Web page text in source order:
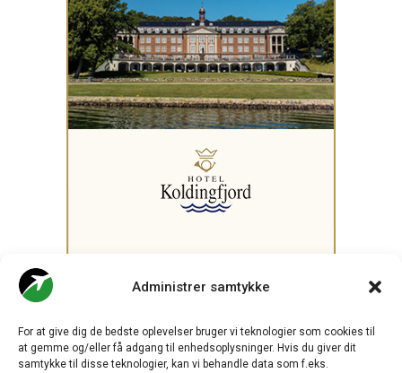
Administrer samtykke
For at give dig de bedste oplevelser bruger vi teknologier som cookies til
at gemme og/eller få adgang til enhedsoplysninger. Hvis du giver dit
samtykke til disse teknologier, kan vi behandle data som f.eks.